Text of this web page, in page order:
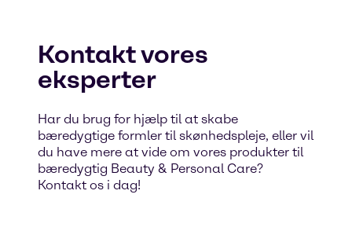
Kontakt vores
eksperter
Har du brug for hjælp til at skabe
bæredygtige formler til skønhedspleje, eller vil
du have mere at vide om vores produkter til
bæredygtig Beauty & Personal Care?
Kontakt os i dag!